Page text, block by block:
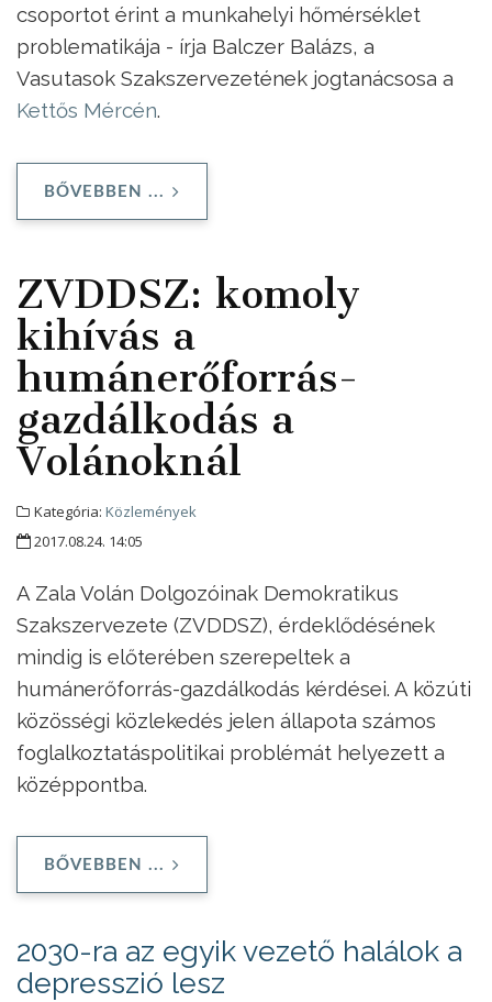
csoportot érint a munkahelyi hőmérséklet
problematikája - írja Balczer Balázs, a
Vasutasok Szakszervezetének jogtanácsosa a
Kettős Mércén.
BŐVEBBEN ...
ZVDDSZ: komoly
kihívás a
humánerőforrás-
gazdálkodás a
Volánoknál
Kategória: Közlemények
2017.08.24. 14:05
A Zala Volán Dolgozóinak Demokratikus
Szakszervezete (ZVDDSZ), érdeklődésének
mindig is előterében szerepeltek a
humánerőforrás-gazdálkodás kérdései. A közúti
közösségi közlekedés jelen állapota számos
foglalkoztatáspolitikai problémát helyezett a
középpontba.
BŐVEBBEN ...
2030-ra az egyik vezető halálok a
depresszió lesz